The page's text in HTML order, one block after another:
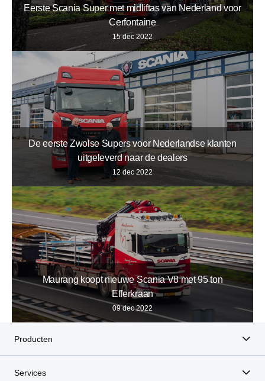
Eerste Scania Super met midliftas van Nederland voor
Cerfontaine
15 dec 2022
De eerste Zwolse Supers voor Nederlandse klanten
uitgeleverd naar de dealers
12 dec 2022
Maurang koopt nieuwe Scania V8 met 95 ton
Efferkraan
09 dec 2022
Producten
Services